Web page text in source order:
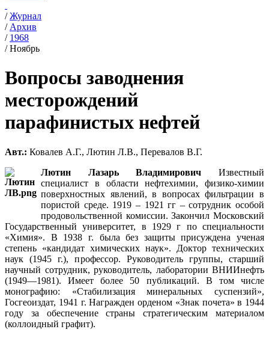
/Журнал
/ Архив
/ 1968
/Ноябрь
Вопросы заводнения
месторождений
парафинистых нефтей
Авт.: Ковалев А.Г., Лютин Л.В., Перевалов В.Г.
Лютин Лазарь Владимирович Известный
специалист в области нефтехимии, физико-химии
поверхностных явлений, в вопросах фильтрации в
пористой среде. 1919 – 1921 гг – сотрудник особой
продовольственной комиссии. Закончил Московский
Государственный университет, в 1929 г по специальности
«Химия». В 1938 г. была без защиты присуждена ученая
степень «кандидат химических наук». Доктор технических
наук (1945 г.), профессор. Руководитель группы, старший
научный сотрудник, руководитель, лаборатории ВНИИнефть
(1949—1981). Имеет более 50 публикаций. В том числе
монографию: «Стабилизация минеральных суспензий»,
Госгеоиздат, 1941 г. Награжден орденом «Знак почета» в 1944
году за обеспечение страны стратегическим материалом
(коллоидный графит).